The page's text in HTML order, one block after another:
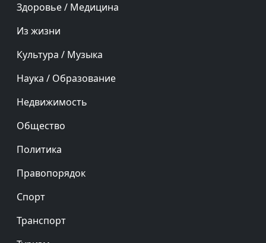
Здоровье / Медицина
Из жизни
Культура / Музыка
Наука / Образование
Недвижимость
Общество
Политика
Правопорядок
Спорт
Транспорт